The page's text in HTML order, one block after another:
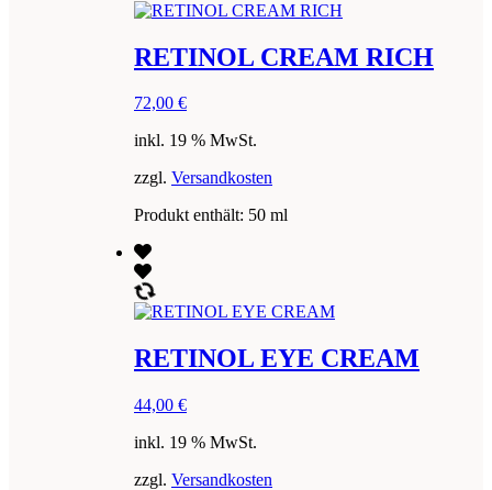
RETINOL CREAM RICH
72,00 €
inkl. 19 % MwSt.
zzgl. Versandkosten
Produkt enthält: 50 ml
RETINOL EYE CREAM
44,00 €
inkl. 19 % MwSt.
zzgl. Versandkosten